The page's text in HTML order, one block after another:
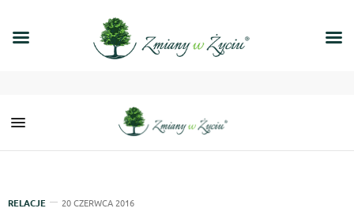
RELACJE 20 CZERWCA 2016